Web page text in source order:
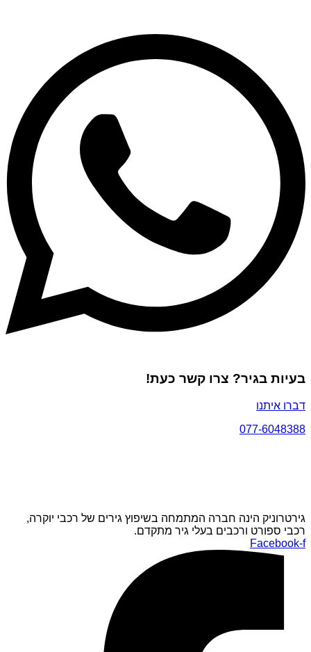
בעיות בגיר? צרו קשר כעת!
דברו איתנו
077-6048388
גירטרוניק הינה חברה המתמחה בשיפוץ גירים של רכבי יוקרה,
רכבי ספורט ורכבים בעלי גיר מתקדם.
Facebook-f